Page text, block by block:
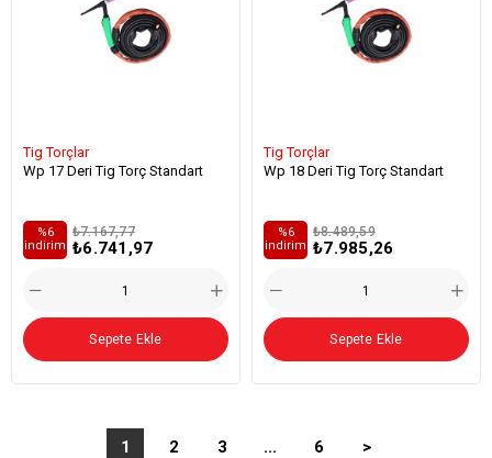
Tig Torçlar
Wp 17 Deri Tig Torç Standart
₺6.741,97
₺7.167,77
%6
i̇ndirim
Sepete Ekle
Tig Torçlar
Wp 18 Deri Tig Torç Standart
₺7.985,26
₺8.489,59
%6
i̇ndirim
Sepete Ekle
1 2 3 ... 6 >